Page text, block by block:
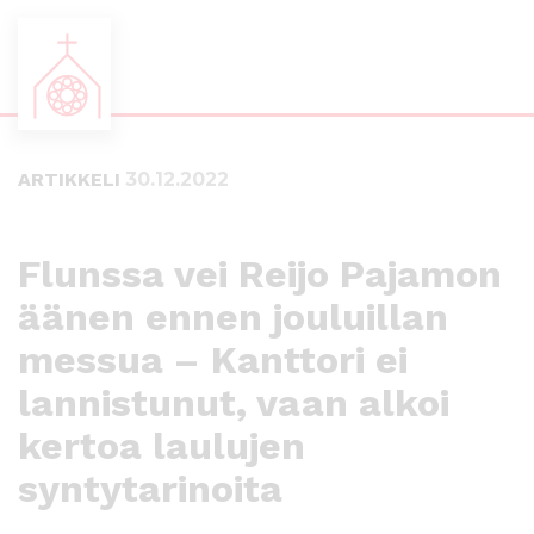
ARTIKKELI 30.12.2022
Flunssa vei Reijo Pajamon
äänen ennen jouluillan
messua – Kanttori ei
lannistunut, vaan alkoi
kertoa laulujen
syntytarinoita